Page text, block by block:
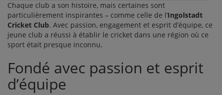
Chaque club a son histoire, mais certaines sont
particulièrement inspirantes – comme celle de l’Ingolstadt
Cricket Club. Avec passion, engagement et esprit d’équipe, ce
jeune club a réussi à établir le cricket dans une région où ce
sport était presque inconnu.
Fondé avec passion et esprit
d’équipe